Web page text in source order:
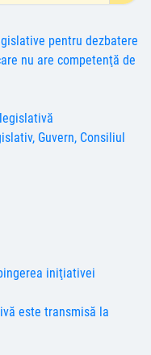
pentru dezbatere
nu are competenţă de
Guvern, Consiliul
iniţiativei
este transmisă la